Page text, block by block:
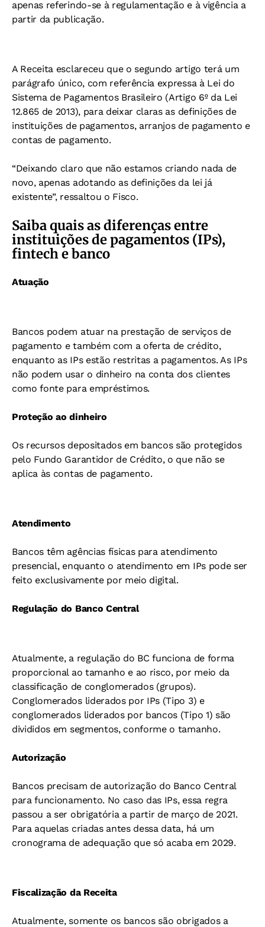
apenas referindo-se à regulamentação e à vigência a
partir da publicação.
A Receita esclareceu que o segundo artigo terá um
parágrafo único, com referência expressa à Lei do
Sistema de Pagamentos Brasileiro (Artigo 6º da Lei
12.865 de 2013), para deixar claras as definições de
instituições de pagamentos, arranjos de pagamento e
contas de pagamento.
“Deixando claro que não estamos criando nada de
novo, apenas adotando as definições da lei já
existente”, ressaltou o Fisco.
Saiba quais as diferenças entre
instituições de pagamentos (IPs),
fintech e banco
Atuação
Bancos podem atuar na prestação de serviços de
pagamento e também com a oferta de crédito,
enquanto as IPs estão restritas a pagamentos. As IPs
não podem usar o dinheiro na conta dos clientes
como fonte para empréstimos.
Proteção ao dinheiro
Os recursos depositados em bancos são protegidos
pelo Fundo Garantidor de Crédito, o que não se
aplica às contas de pagamento.
Atendimento
Bancos têm agências físicas para atendimento
presencial, enquanto o atendimento em IPs pode ser
feito exclusivamente por meio digital.
Regulação do Banco Central
Atualmente, a regulação do BC funciona de forma
proporcional ao tamanho e ao risco, por meio da
classificação de conglomerados (grupos).
Conglomerados liderados por IPs (Tipo 3) e
conglomerados liderados por bancos (Tipo 1) são
divididos em segmentos, conforme o tamanho.
Autorização
Bancos precisam de autorização do Banco Central
para funcionamento. No caso das IPs, essa regra
passou a ser obrigatória a partir de março de 2021.
Para aquelas criadas antes dessa data, há um
cronograma de adequação que só acaba em 2029.
Fiscalização da Receita
Atualmente, somente os bancos são obrigados a